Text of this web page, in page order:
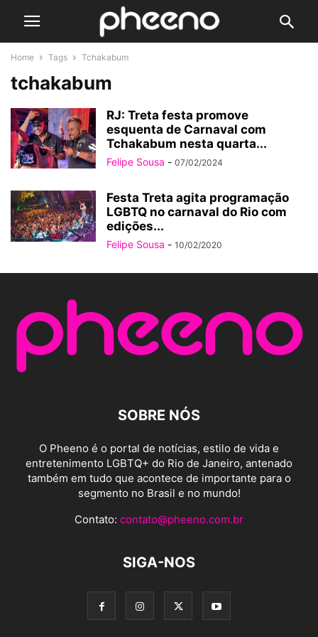
Home Tags Tchakabum
tchakabum
RJ: Treta festa promove
esquenta de Carnaval com
Tchakabum nesta quarta...
Felipe Sousa - 07/02/2024
Festa Treta agita programação
LGBTQ no carnaval do Rio com
edições...
Felipe Sousa - 10/02/2020
SOBRE NÓS
O Pheeno é o portal de notícias, estilo de vida e
entretenimento LGBTQ+ do Rio de Janeiro, antenado
também em tudo que acontece de importante para o
segmento no Brasil e no mundo!
Contato: contato@pheeno.com.br
SIGA-NOS